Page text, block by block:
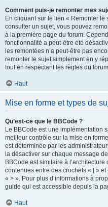
Comment puis-je remonter mes
En cliquant sur le lien « Remonter
consulter un sujet, vous pouvez
à la première page du forum.
fonctionnalité a peut-être été
les remontées n’a peut-être pas
remonter le sujet simplement en y
tout en respectant les règles du
Haut
Mise en forme et types de
Qu’est-ce que le BBCode ?
Le BBCode est une implémentation
meilleur contrôle sur la mise en
est déterminée par les
la désactiver sur chaque message
BBCode est similaire à
contenues entre des crochets « [ »
« > ». Pour plus d’informations à
guide qui est accessible depuis la
Haut